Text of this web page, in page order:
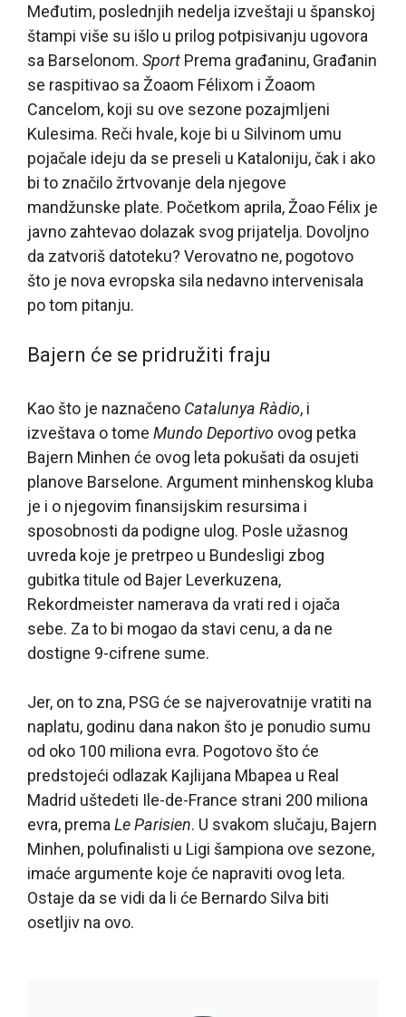
Međutim, poslednjih nedelja izveštaji u španskoj
štampi više su išlo u prilog potpisivanju ugovora
sa Barselonom. Sport Prema građaninu, Građanin
se raspitivao sa Žoaom Félixom i Žoaom
Cancelom, koji su ove sezone pozajmljeni
Kulesima. Reči hvale, koje bi u Silvinom umu
pojačale ideju da se preseli u Kataloniju, čak i ako
bi to značilo žrtvovanje dela njegove
mandžunske plate. Početkom aprila, Žoao Félix je
javno zahtevao dolazak svog prijatelja. Dovoljno
da zatvoriš datoteku? Verovatno ne, pogotovo
što je nova evropska sila nedavno intervenisala
po tom pitanju.
Bajern će se pridružiti fraju
Kao što je naznačeno Catalunya Ràdio, i
izveštava o tome Mundo Deportivo ovog petka
Bajern Minhen će ovog leta pokušati da osujeti
planove Barselone. Argument minhenskog kluba
je i o njegovim finansijskim resursima i
sposobnosti da podigne ulog. Posle užasnog
uvreda koje je pretrpeo u Bundesligi zbog
gubitka titule od Bajer Leverkuzena,
Rekordmeister namerava da vrati red i ojača
sebe. Za to bi mogao da stavi cenu, a da ne
dostigne 9-cifrene sume.
Jer, on to zna, PSG će se najverovatnije vratiti na
naplatu, godinu dana nakon što je ponudio sumu
od oko 100 miliona evra. Pogotovo što će
predstojeći odlazak Kajlijana Mbapea u Real
Madrid uštedeti Ile-de-France strani 200 miliona
evra, prema Le Parisien. U svakom slučaju, Bajern
Minhen, polufinalisti u Ligi šampiona ove sezone,
imaće argumente koje će napraviti ovog leta.
Ostaje da se vidi da li će Bernardo Silva biti
osetljiv na ovo.